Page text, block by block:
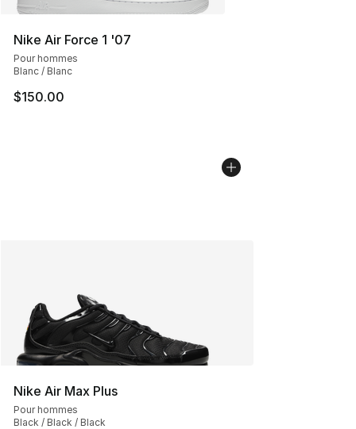
Nike Air Force 1 '07
Pour hommes
Blanc / Blanc
$150.00
Nike Air Max Plus
Pour hommes
Black / Black / Black